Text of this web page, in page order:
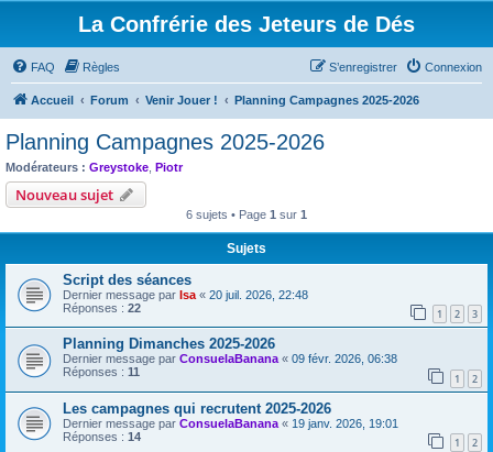
La Confrérie des Jeteurs de Dés
FAQ Règles Connexion
S’enregistrer
Accueil Forum Venir Jouer ! Planning Campagnes 2025-2026
Planning Campagnes 2025-2026
Modérateurs : Greystoke Piotr
Nouveau sujet
6 sujets • Page 1 sur 1
Sujets
Script des séances
Dernier message par Isa « 20 juil. 2026, 22:48
Réponses : 22 1 2 3
Planning Dimanches 2025-2026
Dernier message par ConsuelaBanana « 09 févr. 2026, 06:38
Réponses : 11 1 2
Les campagnes qui recrutent 2025-2026
Dernier message par ConsuelaBanana « 19 janv. 2026, 19:01
Réponses : 14 1 2